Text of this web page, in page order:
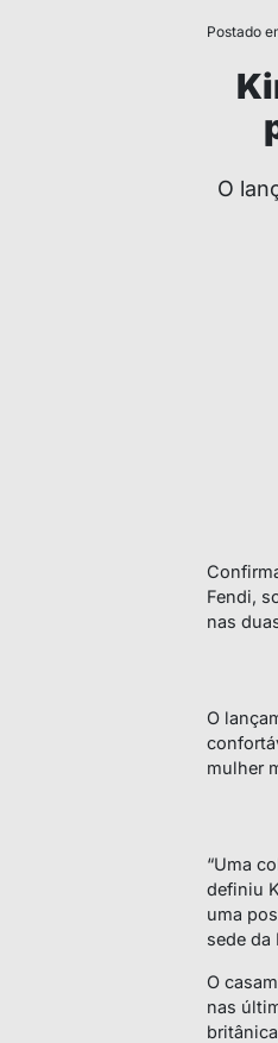
Postado
O
Fendi,
nas
O
mulher
“Uma
definiu
uma
sede da
O
nas